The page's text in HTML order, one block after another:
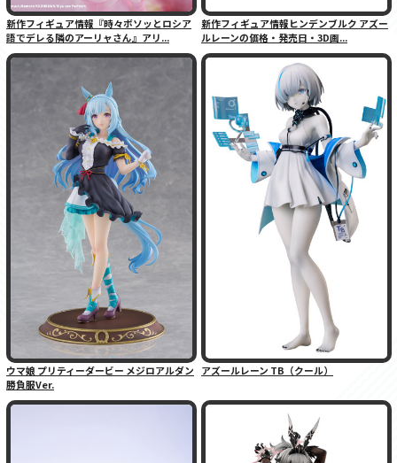
新作フィギュア情報『時々ボソッとロシア
語でデレる隣のアーリャさん』アリ...
新作フィギュア情報ヒンデンブルク アズー
ルレーンの価格・発売日・3D画...
ウマ娘 プリティーダービー メジロアルダン
勝負服Ver.
アズールレーン TB（クール）